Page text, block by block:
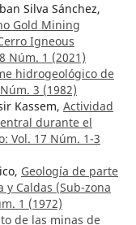
Silva Sánchez,
Gold Mining
Igneous
Núm. 1 (2021)
hidrogeológico de
3 (1982)
Kassem, Actividad
durante el
Vol. 17 Núm. 1-3
Geología de parte
Caldas (Sub-zona
1 (1972)
de las minas de